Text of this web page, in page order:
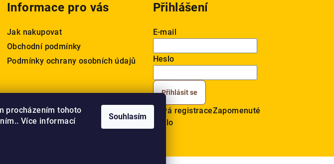
procházením tohoto
Více informací
Souhlasím
Informace pro vás
Jak nakupovat
Obchodní podmínky
Podmínky ochrany osobních údajů
Přihlášení
E-mail
Heslo
Přihlásit se
Nová registraceZapomenuté
heslo